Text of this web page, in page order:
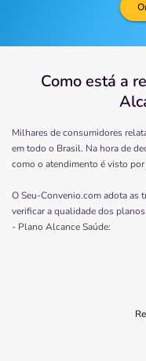
Como está a
Milhares de consumidores
em todo o Brasil. Na hora de
como o atendimento é visto
O Seu-Convenio.com adota as
verificar a qualidade dos
- Plano Alcance Saúde: